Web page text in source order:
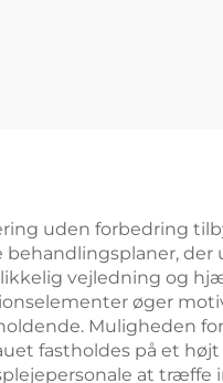
uden forbedring
behandlingsplaner,
vejledning og
øger
Muligheden
fastholdes på et
at træffe